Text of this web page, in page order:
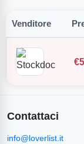
Venditore
€
Contattaci
info@loverlist.it